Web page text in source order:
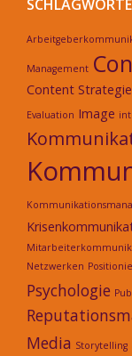
Management
Content Strategie
Evaluation Image
Netzwerken
Psychologie
Media Storytelling